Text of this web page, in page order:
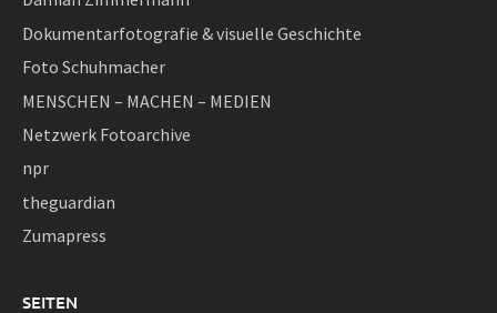
Dokumentarfotografie & visuelle Geschichte
Foto Schuhmacher
MENSCHEN – MACHEN – MEDIEN
Netzwerk Fotoarchive
npr
theguardian
Zumapress
SEITEN